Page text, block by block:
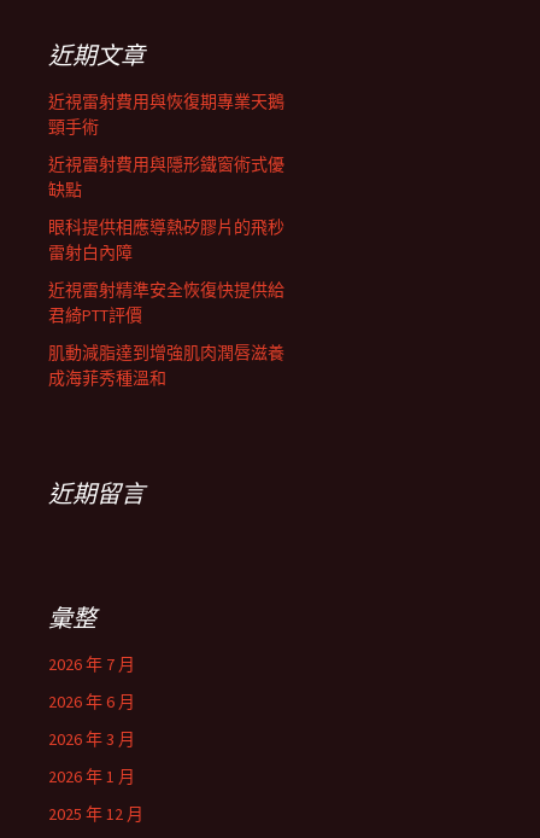
列近期文章
近視雷射費用與恢復期專業天鵝
頸手術
近視雷射費用與隱形鐵窗術式優
缺點
眼科提供相應導熱矽膠片的飛秒
雷射白內障
近視雷射精準安全恢復快提供給
君綺PTT評價
肌動減脂達到增強肌肉潤唇滋養
成海菲秀種溫和
近期留言
彙整
2026 年 7 月
2026 年 6 月
2026 年 3 月
2026 年 1 月
2025 年 12 月